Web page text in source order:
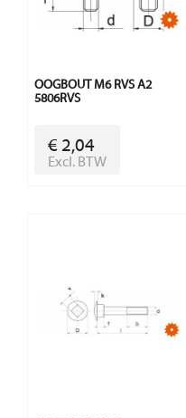
OOGBOUT M6 RVS A2
5806RVS
€ 2,04
Excl. BTW